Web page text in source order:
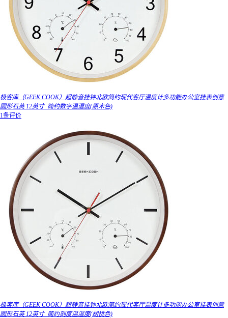
极客库（GEEK COOK）超静音挂钟北欧简约现代客厅温度计多功能办公室挂表创意
圆形石英 12英寸_简约数字温湿度(原木色)
1条评价
极客库（GEEK COOK）超静音挂钟北欧简约现代客厅温度计多功能办公室挂表创意
圆形石英 12英寸_简约刻度温湿度(胡桃色)